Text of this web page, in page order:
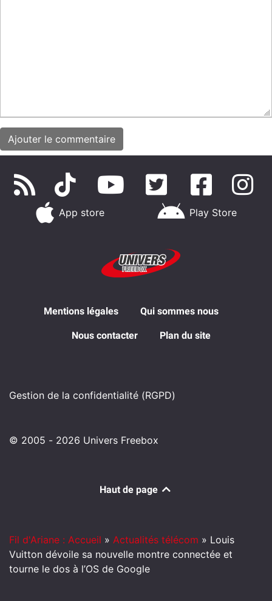
App store Play Store
Mentions légales Qui sommes nous
Nous contacter Plan du site
Gestion de la confidentialité (RGPD)
© 2005 - 2026 Univers Freebox
Haut de page
Fil d'Ariane : Accueil » Actualités télécom » Louis
Vuitton dévoile sa nouvelle montre connectée et
tourne le dos à l’OS de Google